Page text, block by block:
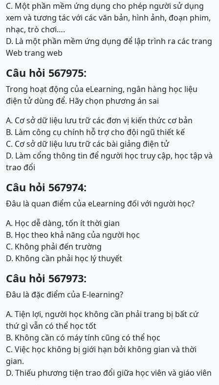
C. Một phần mềm ứng dụng cho phép người sử dụng
xem và tương tác với các văn bản, hình ảnh, đoạn phim,
nhạc, trò chơi….
D. Là một phần mềm ứng dụng để lập trình ra các trang
Web trang web
Câu hỏi 567975:
Trong hoạt động của eLearning, ngân hàng học liệu
điện tử dùng để. Hãy chọn phương án sai
A. Cơ sở dữ liệu lưu trữ các đơn vị kiến thức cơ bản
B. Làm công cụ chính hỗ trợ cho đội ngũ thiết kế
C. Cơ sở dữ liệu lưu trữ các bài giảng điện tử
D. Làm cổng thông tin để người học truy cập, học tập và
trao đổi
Câu hỏi 567974:
Đâu là quan điểm của eLearning đối với người học?
A. Học dễ dàng, tốn ít thời gian
B. Học theo khả năng của người học
C. Không phải đến trường
D. Không cần phải học lý thuyết
Câu hỏi 567973:
Đâu là đặc điểm của E-learning?
A. Tiện lợi, người học không cần phải trang bị bất cứ
thứ gì vẫn có thể học tốt
B. Không cần có máy tính cũng có thể học
C. Việc học không bị giới hạn bởi không gian và thời
gian.
D. Thiếu phương tiện trao đổi giữa học viên và giáo viên